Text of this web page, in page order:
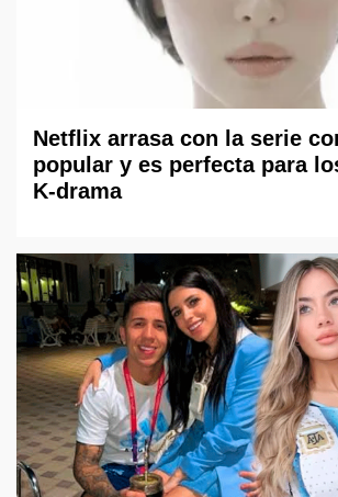
Netflix arrasa con la serie
popular y es perfecta para
K-drama